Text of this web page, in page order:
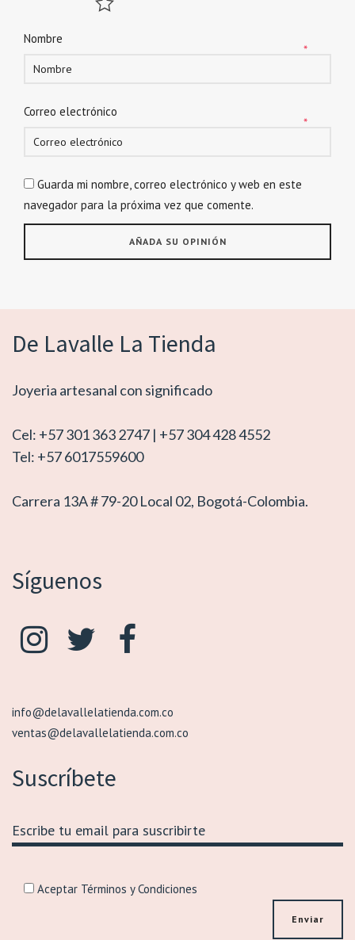
Nombre
*
Correo electrónico
*
Guarda mi nombre, correo electrónico y web en este
navegador para la próxima vez que comente.
De Lavalle La Tienda
Joyeria artesanal con significado
Cel: +57 301 363 2747 | +57 304 428 4552
Tel: +57 6017559600
Carrera 13A # 79-20 Local 02, Bogotá-Colombia.
Síguenos
info@delavallelatienda.com.co
ventas@delavallelatienda.com.co
Suscríbete
Aceptar Términos y Condiciones